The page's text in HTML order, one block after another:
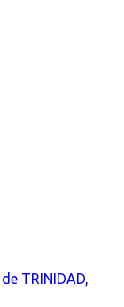
TRINIDAD,